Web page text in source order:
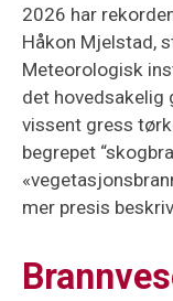
2026 har
Håkon Mjelstad,
Meteorologisk
det hovedsakelig
vissent gress
begrepet
mer presis